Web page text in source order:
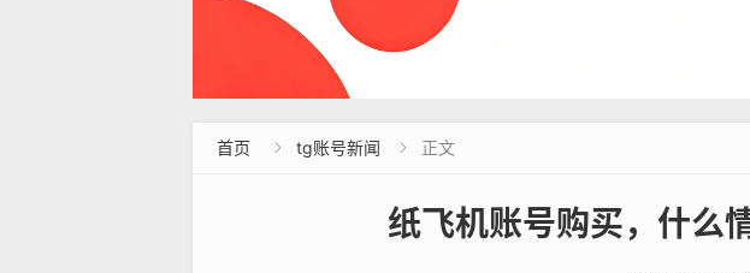
首页  tg账号新闻  正文
纸飞机账号购买，什么